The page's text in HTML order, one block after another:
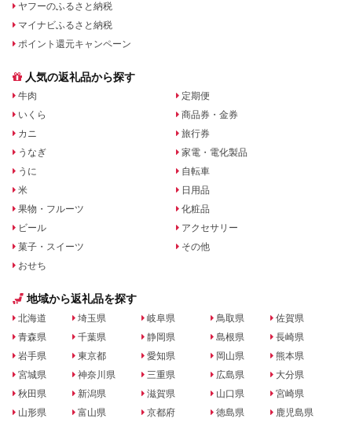
ヤフーのふるさと納税
マイナビふるさと納税
ポイント還元キャンペーン
人気の返礼品から探す
牛肉
いくら
カニ
うなぎ
うに
米
果物・フルーツ
ビール
菓子・スイーツ
おせち
定期便
商品券・金券
旅行券
家電・電化製品
自転車
日用品
化粧品
アクセサリー
その他
地域から返礼品を探す
北海道
青森県
岩手県
宮城県
秋田県
山形県
埼玉県
千葉県
東京都
神奈川県
新潟県
富山県
岐阜県
静岡県
愛知県
三重県
滋賀県
京都府
鳥取県
島根県
岡山県
広島県
山口県
徳島県
佐賀県
長崎県
熊本県
大分県
宮崎県
鹿児島県